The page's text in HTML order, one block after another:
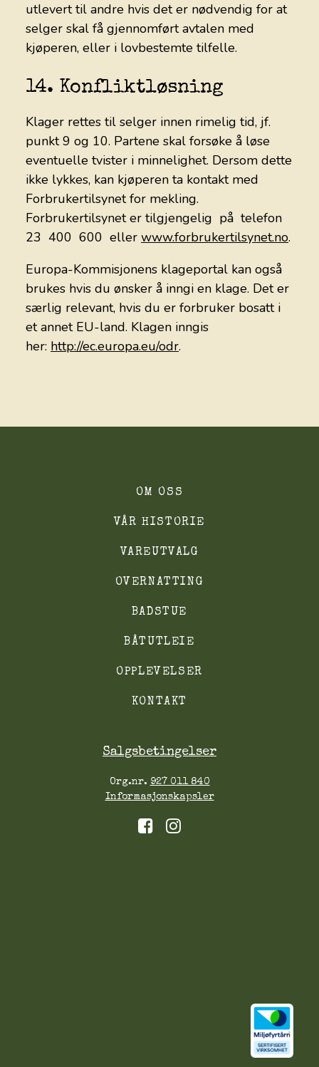
utlevert til andre hvis det er nødvendig for at
selger skal få gjennomført avtalen med
kjøperen, eller i lovbestemte tilfelle.
14. Konfliktløsning
Klager rettes til selger innen rimelig tid, jf.
punkt 9 og 10. Partene skal forsøke å løse
eventuelle tvister i minnelighet. Dersom dette
ikke lykkes, kan kjøperen ta kontakt med
Forbrukertilsynet for mekling.
Forbrukertilsynet er tilgjengelig på telefon
23 400 600 eller www.forbrukertilsynet.no.
Europa-Kommisjonens klageportal kan også
brukes hvis du ønsker å inngi en klage. Det er
særlig relevant, hvis du er forbruker bosatt i
et annet EU-land. Klagen inngis
her: http://ec.europa.eu/odr.
OM OSS
VÅR HISTORIE
VAREUTVALG
OVERNATTING
BADSTUE
BÅTUTLEIE
OPPLEVELSER
KONTAKT
Salgsbetingelser
Org.nr. 927 011 840
Informasjonskapsler